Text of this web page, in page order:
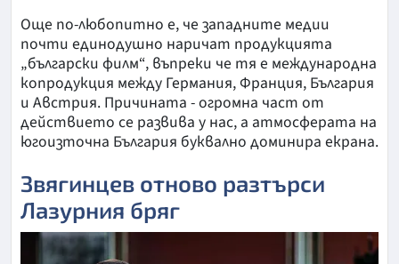
Още по-любопитно е, че западните медии
почти единодушно наричат продукцията
„български филм“, въпреки че тя е международна
копродукция между Германия, Франция, България
и Австрия. Причината - огромна част от
действието се развива у нас, а атмосферата на
югоизточна България буквално доминира екрана.
Звягинцев отново разтърси
Лазурния бряг